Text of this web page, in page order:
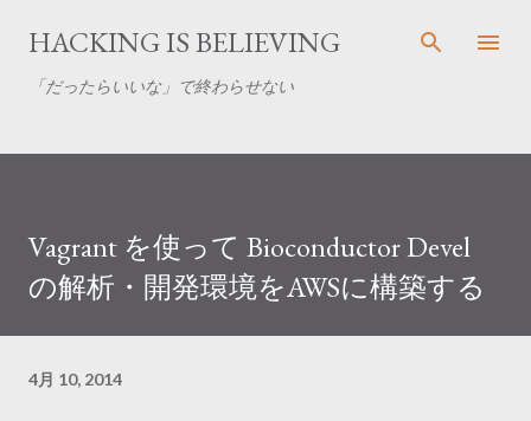
スキップしてメイン コンテンツに移動
HACKING IS BELIEVING
「だったらいいな」で終わらせない
Vagrant を使って Bioconductor Devel
の解析・開発環境をAWSに構築する
4月 10, 2014